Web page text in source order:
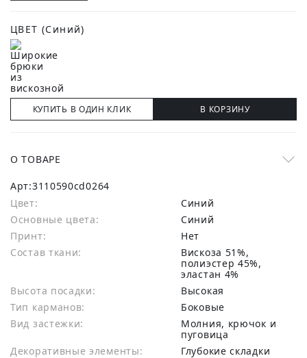
ЦВЕТ (Синий)
КУПИТЬ В ОДИН КЛИК В КОРЗИНУ
О ТОВАРЕ
Арт:3110590cd0264
Цвет:
Синий
Основные цвета:
синий
Принт:
Нет
Состав ткани:
вискоза 51%,
полиэстер 45%,
эластан 4%
Высота посадки:
Высокая
Тип карманов:
Боковые
Вид застежки:
Молния, крючок и
пуговица
Декоративные элементы:
Глубокие складки